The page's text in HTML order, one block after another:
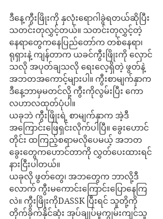
ဒီနေ့ကွီးဖြိုးကို နှလုံးရောဂါခွဲရတယ်ဆိုပြီး
သတင်းတုလွှင့်တယ်။ သတင်းတုလွှင့်တဲ့
နေရာတွေကနေပြည်တော်က တစ်နေရာ၊
ရုရှားနဲ့ ကျန်တာက ယခင်ကွီးဖြိုးကို လှောင်
သလို အပုတ်ချသလို ရေးလေ့ရှိတဲ့ ဖွတ်နဲ့
အဘတအကောင့်များပါ။ ကွီးစာမျက်နှာက
ဒီနေ့ဘာမှမတင်လို့ ကွီးကိုလွမ်းပြီး ကော
လဟာလထုတ်ပုံပါ။
ယခုဘဲ ကွီးဖြိုးရဲ့ စာမျက်နှာက အဲ့ဒီ
အကြောင်းဖြေရှင်းလိုက်ပါပြီ။ ခွေးဟောင်
တိုင်း ထကြည့်စရာမလိုပေမယ့် အဘတ
ခွေးတွေကဟောင်တာကို လွှတ်ပေးထားရင်
နားငြီးပါတယ်။
ယခုလို ဖွတ်တွေ၊ အဘတွေက ဘာလို့ဒီ
လောက် ကွီးမကောင်းကြောင်းပြောနေကြ
လဲ။ ကွီးဖြိုးကိုDASSK ပြီးရင် သူတို့ကို
တိုက်ခိုက်နိုင်ဆုံး အုပ်ချုပ်မှုကျွမ်းကျင်သူ